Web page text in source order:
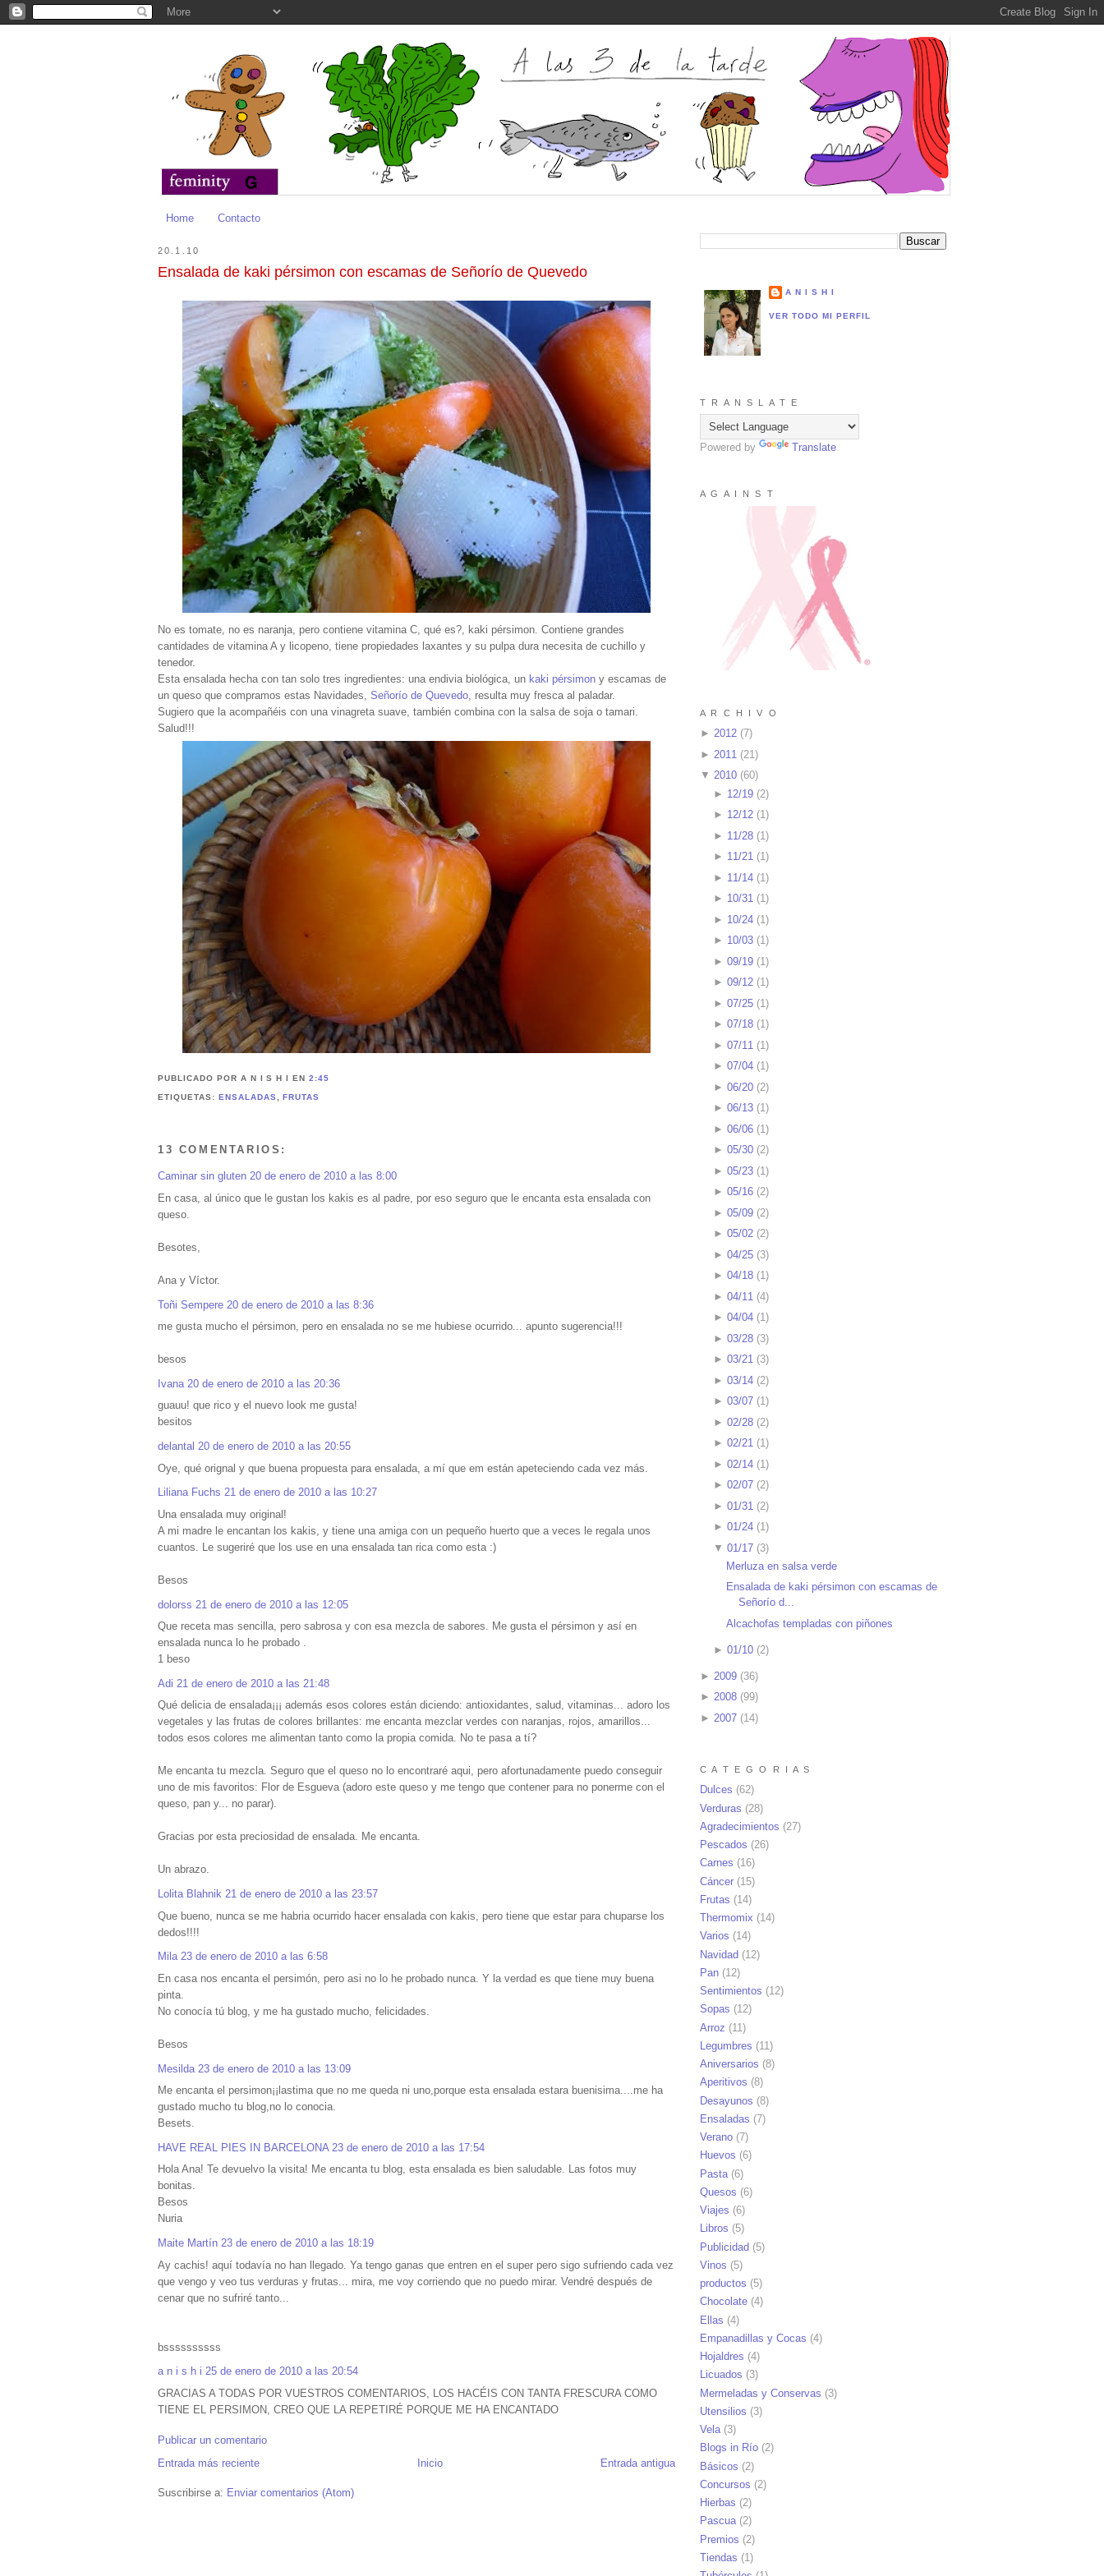
Home Contacto
20.1.10
Ensalada de kaki pérsimon con escamas de Señorío de Quevedo
No es tomate, no es naranja, pero contiene vitamina C, qué es?, kaki pérsimon. Contiene grandes
cantidades de vitamina A y licopeno, tiene propiedades laxantes y su pulpa dura necesita de cuchillo y
tenedor.
Esta ensalada hecha con tan solo tres ingredientes: una endivia biológica, un kaki pérsimon y escamas de
un queso que compramos estas Navidades, Señorío de Quevedo , resulta muy fresca al paladar.
Sugiero que la acompañéis con una vinagreta suave, también combina con la salsa de soja o tamari.
Salud!!!
PUBLICADO POR A N I S H IEN2:45
ETIQUETAS: ENSALADAS ,FRUTAS
13 COMENTARIOS:
Caminar sin gluten 20 de enero de 2010 a las 8:00
En casa, al único que le gustan los kakis es al padre, por eso seguro que le encanta esta ensalada con
queso.
Besotes,
Ana y Víctor.
Toñi Sempere 20 de enero de 2010 a las 8:36
me gusta mucho el pérsimon, pero en ensalada no se me hubiese ocurrido... apunto sugerencia!!!
besos
Ivana 20 de enero de 2010 a las 20:36
guauu! que rico y el nuevo look me gusta!
besitos
delantal 20 de enero de 2010 a las 20:55
Oye, qué orignal y que buena propuesta para ensalada, a mí que em están apeteciendo cada vez más.
Liliana Fuchs 21 de enero de 2010 a las 10:27
Una ensalada muy original!
A mi madre le encantan los kakis, y tiene una amiga con un pequeño huerto que a veces le regala unos
cuantos. Le sugeriré que los use en una ensalada tan rica como esta :)
Besos
dolorss 21 de enero de 2010 a las 12:05
Que receta mas sencilla, pero sabrosa y con esa mezcla de sabores. Me gusta el pérsimon y así en
ensalada nunca lo he probado .
1 beso
Adi 21 de enero de 2010 a las 21:48
Qué delicia de ensalada¡¡¡ además esos colores están diciendo: antioxidantes, salud, vitaminas... adoro los
vegetales y las frutas de colores brillantes: me encanta mezclar verdes con naranjas, rojos, amarillos...
todos esos colores me alimentan tanto como la propia comida. No te pasa a tí?
Me encanta tu mezcla. Seguro que el queso no lo encontraré aqui, pero afortunadamente puedo conseguir
uno de mis favoritos: Flor de Esgueva (adoro este queso y me tengo que contener para no ponerme con el
queso, pan y... no parar).
Gracias por esta preciosidad de ensalada. Me encanta.
Un abrazo.
Lolita Blahnik 21 de enero de 2010 a las 23:57
Que bueno, nunca se me habria ocurrido hacer ensalada con kakis, pero tiene que estar para chuparse los
dedos!!!!
Mila 23 de enero de 2010 a las 6:58
En casa nos encanta el persimón, pero asi no lo he probado nunca. Y la verdad es que tiene muy buena
pinta.
No conocía tú blog, y me ha gustado mucho, felicidades.
Besos
Mesilda 23 de enero de 2010 a las 13:09
Me encanta el persimon¡¡lastima que no me queda ni uno,porque esta ensalada estara buenisima....me ha
gustado mucho tu blog,no lo conocia.
Besets.
HAVE REAL PIES IN BARCELONA 23 de enero de 2010 a las 17:54
Hola Ana! Te devuelvo la visita! Me encanta tu blog, esta ensalada es bien saludable. Las fotos muy
bonitas.
Besos
Nuria
Maite Martín 23 de enero de 2010 a las 18:19
Ay cachis! aquí todavía no han llegado. Ya tengo ganas que entren en el super pero sigo sufriendo cada vez
que vengo y veo tus verduras y frutas... mira, me voy corriendo que no puedo mirar. Vendré después de
cenar que no sufriré tanto...
bssssssssss
a n i s h i 25 de enero de 2010 a las 20:54
GRACIAS A TODAS POR VUESTROS COMENTARIOS, LOS HACÉIS CON TANTA FRESCURA COMO
TIENE EL PERSIMON, CREO QUE LA REPETIRÉ PORQUE ME HA ENCANTADO
Publicar un comentario
Entrada más reciente
Entrada antigua
Inicio
Suscribirse a: Enviar comentarios (Atom)
A N I S H I
VER TODO MI PERFIL
T R A N S L A T E
Powered by Translate
A G A I N S T
A R C H I V O
► 2012 (7)
► 2011 (21 )
▼ 2010 (60)
► 12/19(2)
► 12/12(1)
► 11/28(1)
► 11/21(1)
► 11/14(1)
► 10/31(1)
► 10/24(1)
► 10/03(1)
► 09/19(1)
► 09/12(1)
► 07/25(1)
► 07/18(1)
► 07/11 (1)
► 07/04(1)
► 06/20(2)
► 06/13(1)
► 06/06(1)
► 05/30(2)
► 05/23(1)
► 05/16(2)
► 05/09(2)
► 05/02(2)
► 04/25(3)
► 04/18(1)
► 04/11 (4)
► 04/04(1)
► 03/28(3)
► 03/21(3)
► 03/14(2)
► 03/07(1)
► 02/28(2)
► 02/21(1)
► 02/14(1)
► 02/07(2)
► 01/31 (2)
► 01/24(1)
▼ 01/17(3)
Merluza en salsa verde
Ensalada de kaki pérsimon con escamas de
Señorío d...
Alcachofas templadas con piñones
► 01/10(2)
► 2009 (36)
► 2008 (99)
► 2007 (14)
C A T E G O R I A S
Dulces (62)
Verduras (28)
Agradecimientos (27)
Pescados (26)
Carnes (16)
Cáncer (15)
Frutas (14)
Thermomix (14)
Varios (14)
Navidad (12)
Pan (12)
Sentimientos (12)
Sopas (12)
Arroz (11)
Legumbres (11)
Aniversarios (8)
Aperitivos (8)
Desayunos (8)
Ensaladas (7)
Verano (7)
Huevos (6)
Pasta (6)
Quesos (6)
Viajes (6)
Libros (5)
Publicidad (5)
Vinos (5)
productos (5)
Chocolate (4)
Ellas (4)
Empanadillas y Cocas (4)
Hojaldres (4)
Licuados (3)
Mermeladas y Conservas (3)
Utensilios (3)
Vela(3)
Blogs in Río (2)
Básicos (2)
Concursos (2)
Hierbas (2)
Pascua(2)
Premios (2)
Tiendas (1)